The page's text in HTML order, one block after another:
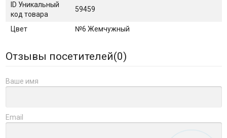
ID Уникальный
код товара
59459
Цвет №6 Жемчужный
Отзывы посетителей(0)
Ваше имя
Email